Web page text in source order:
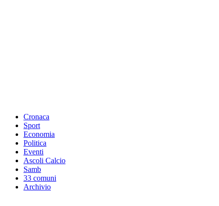
Cronaca
Sport
Economia
Politica
Eventi
Ascoli Calcio
Samb
33 comuni
Archivio